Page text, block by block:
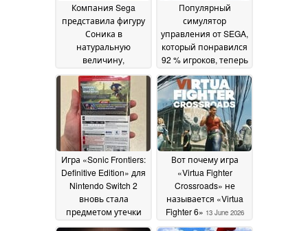
Компания Sega
представила фигуру
Соника в
натуральную
величину,
технологии «DNA», в
честь 35-летия20 June
2026
Популярный
симулятор
управления от SEGA,
который понравился
92 % игроков, теперь
скидкой 85 %18 June
2026
Игра «Sonic Frontiers:
Definitive Edition» для
Nintendo Switch 2
вновь стала
предметом утечки
Вот почему игра
«Virtua Fighter
Crossroads» не
называется «Virtua
Fighter 6» 13 June 2026